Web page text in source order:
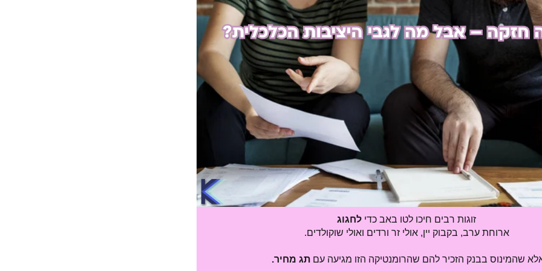
זוגות רבים חיכו לטו באב כדי לחגוג
ארוחת ערב, בקבוק יין, אולי זר ורדים ואולי שוקולדים.
שהמינוס בבנק הזכיר להם שהרומנטיקה הזו מגיעה עםתג מחיר.